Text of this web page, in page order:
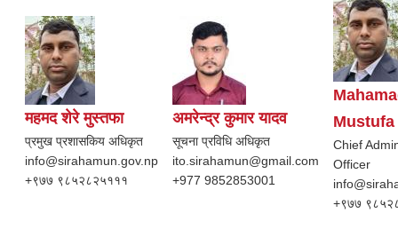
महमद शेरे मुस्तफा
प्रमुख प्रशासकिय अधिकृत
info@sirahamun.gov.np
+९७७ ९८५२८२५१११
अमरेन्द्र कुमार यादव
सूचना प्रविधि अधिकृत
ito.sirahamun@gmail.com
+977 9852853001
Mustufa
Chief
Officer
+९७७